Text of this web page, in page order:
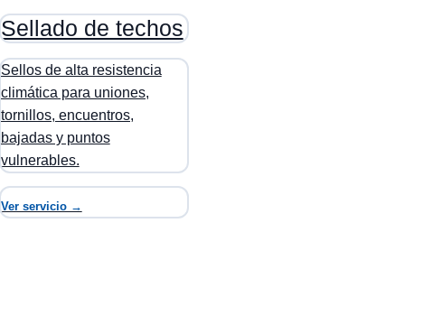
Sellado de techos
Sellos de alta resistencia
climática para uniones,
tornillos, encuentros,
bajadas y puntos
vulnerables.
Ver servicio →